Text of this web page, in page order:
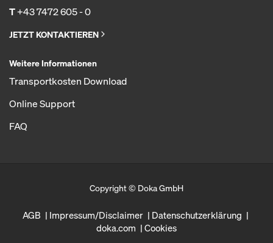
T+43 7472 605 - 0
JETZT KONTAKTIEREN
Weitere Informationen
Transportkosten Download
Online Support
FAQ
Copyright © Doka GmbH
AGB Impressum/Disclaimer
Datenschutzerklärung
doka.com
Cookies